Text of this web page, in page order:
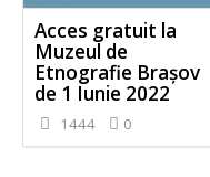
Acces gratuit la
Muzeul de
Etnografie Brașov
de 1 Iunie 2022
1444 0